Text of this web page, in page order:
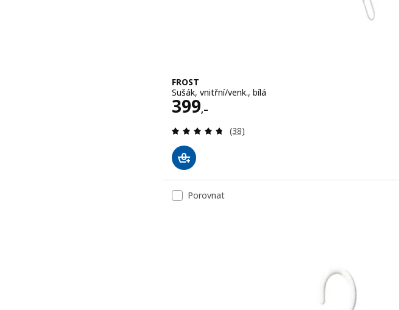
FROST
Sušák, vnitřní/venk., bílá
399,–
Cena 399,–
Recenze: 4.7 z 5 hvězdy. Celkem recenzí:
(38)
Porovnat